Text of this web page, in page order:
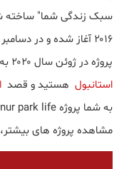
سبک زندگی شما" ساخته
پروژه در ژوئن سال ۲۰۲۰ به اتمام رسید. اگر به دنبال
استانبول هستید و قصد
مشاهده پروژه های